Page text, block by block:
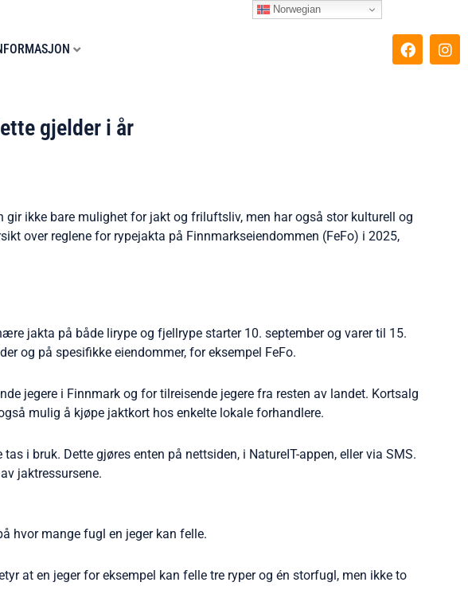
F
a
I
n
gjelder i år
ikke bare mulighet for jakt og friluftsliv, men har også stor kulturell og
over reglene for rypejakta på Finnmarkseiendommen (FeFo) i 2025,
jakta på både lirype og fjellrype starter 10. september og varer til 15.
og på spesifikke eiendommer, for eksempel FeFo.
jegere i Finnmark og for tilreisende jegere fra resten av landet. Kortsalg
mulig å kjøpe jaktkort hos enkelte lokale forhandlere.
tas i bruk. Dette gjøres enten på nettsiden, i NatureIT-appen, eller via SMS.
jaktressursene.
hvor mange fugl en jeger kan felle.
at en jeger for eksempel kan felle tre ryper og én storfugl, men ikke to
Norwegian